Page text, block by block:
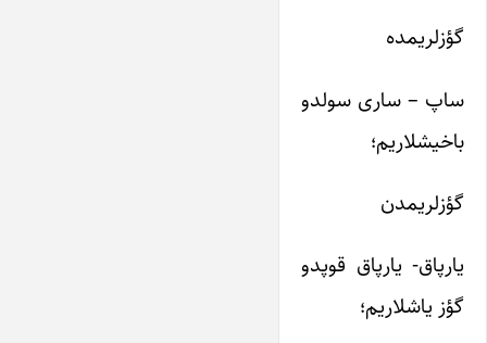
گؤزلریمده
ساپ – ساری سولدو
باخیشلاریم؛
گؤزلریمدن
یارپاق- یارپاق قوپدو
گؤز یاشلاریم؛